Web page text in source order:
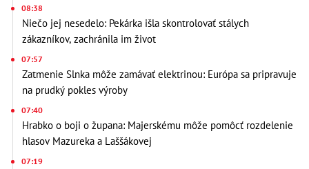
08:38
Niečo jej nesedelo: Pekárka išla skontrolovať stálych
zákazníkov, zachránila im život
07:57
Zatmenie Slnka môže zamávať elektrinou: Európa sa pripravuje
na prudký pokles výroby
07:40
Hrabko o boji o župana: Majerskému môže pomôcť rozdelenie
hlasov Mazureka a Laššákovej
07:19